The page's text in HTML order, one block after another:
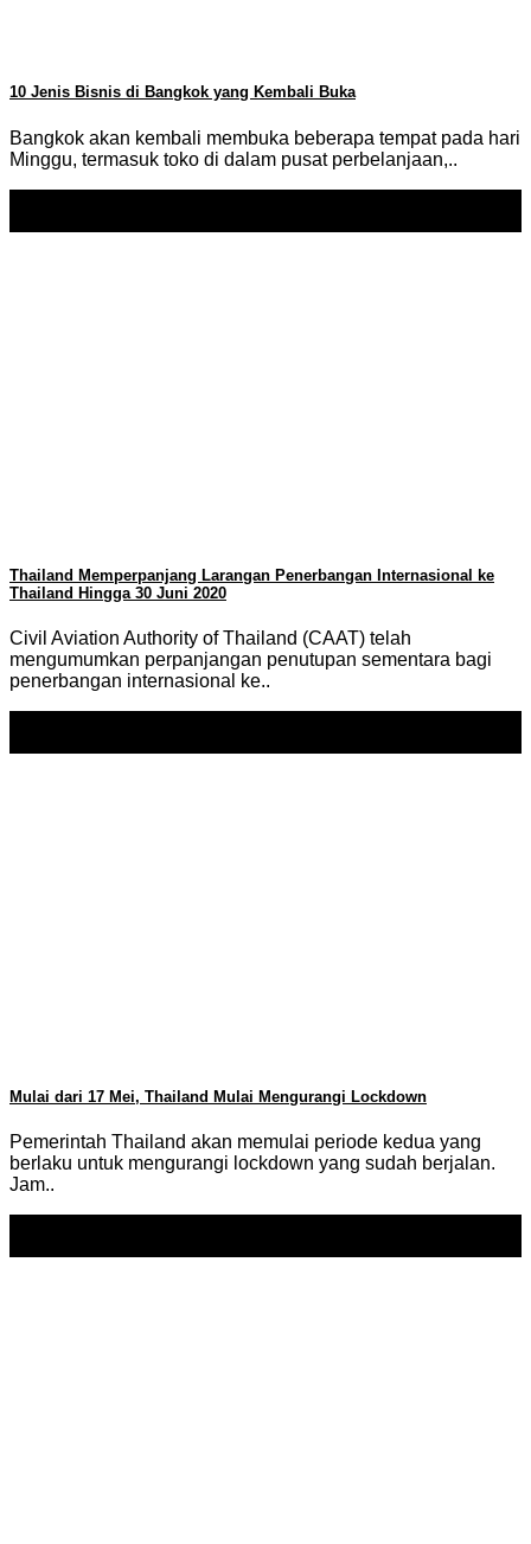
10 Jenis Bisnis di Bangkok yang Kembali Buka
Bangkok akan kembali membuka beberapa tempat pada hari
Minggu, termasuk toko di dalam pusat perbelanjaan,..
Thailand Memperpanjang Larangan Penerbangan Internasional ke
Thailand Hingga 30 Juni 2020
Civil Aviation Authority of Thailand (CAAT) telah
mengumumkan perpanjangan penutupan sementara bagi
penerbangan internasional ke..
Mulai dari 17 Mei, Thailand Mulai Mengurangi Lockdown
Pemerintah Thailand akan memulai periode kedua yang
berlaku untuk mengurangi lockdown yang sudah berjalan.
Jam..